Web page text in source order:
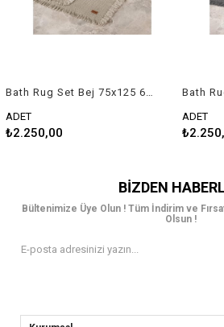
Bath Rug Set Bej 75x125 60x90
ADET
₺2.250,00
ADET
BIZDEN
Bültenimize Üye Olun ! Tüm İndirim ve
Olsun !